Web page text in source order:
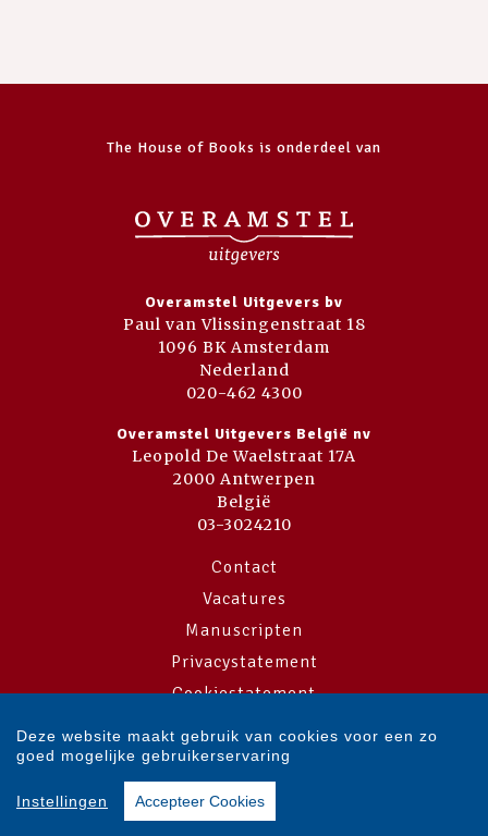
The House of Books is onderdeel van
Overamstel Uitgevers bv
Paul van Vlissingenstraat 18
1096 BK Amsterdam
Nederland
020-462 4300
Overamstel Uitgevers België nv
Leopold De Waelstraat 17A
2000 Antwerpen
België
03-3024210
Contact
Vacatures
Manuscripten
Privacystatement
Cookiestatement
Cookie-instellingen
Copyright © 2007-2026 Overamstel Uitgevers - Alle rechten voorbehouden
- Ontwerp door
Deze website maakt gebruik van cookies voor een zo
goed mogelijke gebruikerservaring
Instellingen Accepteer Cookies